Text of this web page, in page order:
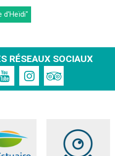
d'Heïdi"
RÉSEAUX SOCIAUX